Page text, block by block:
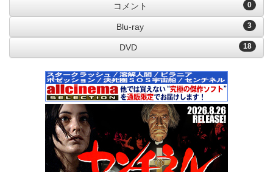
0
コメント
3
Blu-ray
18
DVD